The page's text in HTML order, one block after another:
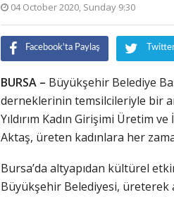
04 October 2020, Sunday 9:30
Facebook'ta Paylaş
BURSA – Büyükşehir Belediye
derneklerinin temsilcileriyle bir
Yıldırım Kadın Girişimi Üretim
Aktaş, üreten kadınlara her
Bursa’da altyapıdan kültürel
Büyükşehir Belediyesi, üreterek